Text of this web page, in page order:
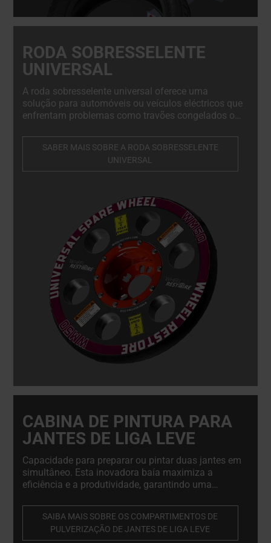
RODA SOBRESSELENTE
UNIVERSAL
A roda sobresselente universal oferece uma
solução para automóveis ou veículos eléctricos que
enfrentam problemas como travões congelados ou
envolve o aparafusamento no cubo do veículo em
poucos minutos, permitindo que o carro avariado
seja facilmente empurrado ou puxado para a
SABER MAIS SOBRE A RODA SOBRESSELENTE
UNIVERSAL
CABINA DE PINTURA PARA
JANTES DE LIGA LEVE
Capacidade para preparar ou pintar duas jantes em
simultâneo. Esta inovadora baía maximiza a
eficiência e a produtividade, garantindo uma
flexibilidade de se expandir para uma cabina
totalmente fechada, adaptando-se perfeitamente
às suas necessidades em evolução. A cabina de
SAIBA MAIS SOBRE OS COMPARTIMENTOS DE
PULVERIZAÇÃO DE JANTES DE LIGA LEVE